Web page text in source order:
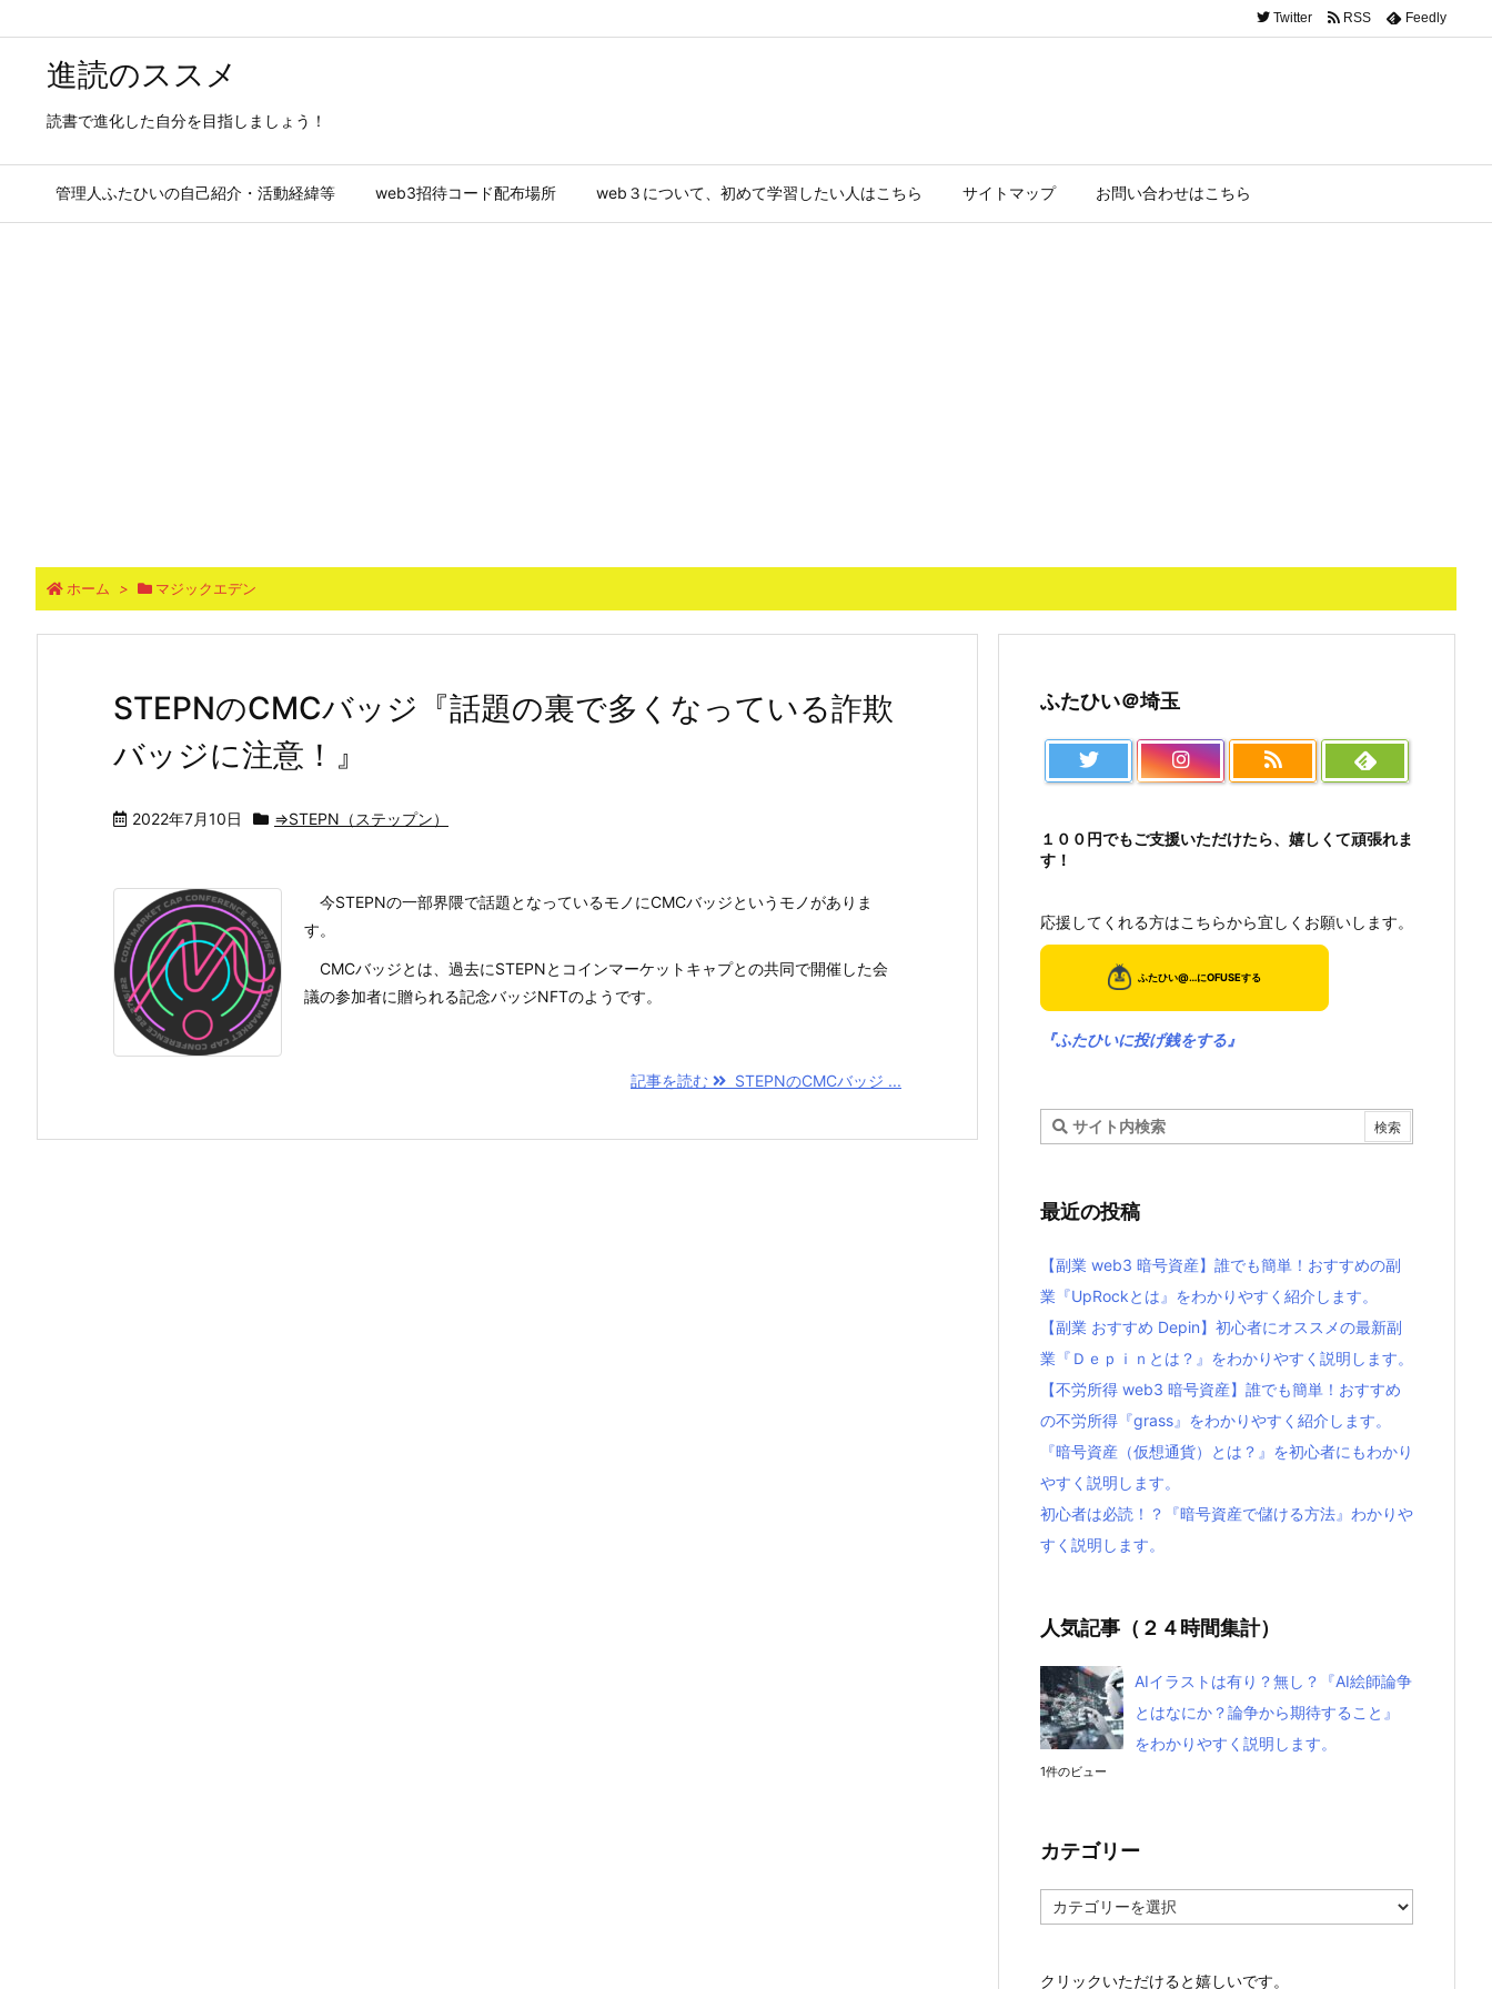
進読のススメ
読書で進化した自分を目指しましょう！
管理人ふたひいの自己紹介・活動経緯等 web3招待コード配布場所 web３について、初めて学習したい人はこちら サイトマップ お問い合わせはこちら
Twitter RSS Feedly
ホーム > マジックエデン
STEPNのCMCバッジ『話題の裏で多くなっている詐欺
バッジに注意！』
2022年7月10日 ⇒STEPN（ステップン）
今STEPNの一部界隈で話題となっているモノにCMCバッジというモノがありま
す。
CMCバッジとは、過去にSTEPNとコインマーケットキャプとの共同で開催した会
議の参加者に贈られる記念バッジNFTのようです。
記事を読む STEPNのCMCバッジ ...
ふたひい＠埼玉
１００円でもご支援いただけたら、嬉しくて頑張れま
す！
応援してくれる方はこちらから宜しくお願いします。
『ふたひいに投げ銭をする』
最近の投稿
【副業 web3 暗号資産】誰でも簡単！おすすめの副
業『UpRockとは』をわかりやすく紹介します。
【副業 おすすめ Depin】初心者にオススメの最新副
業『Ｄｅｐｉｎとは？』をわかりやすく説明します。
【不労所得 web3 暗号資産】誰でも簡単！おすすめ
の不労所得『grass』をわかりやすく紹介します。
『暗号資産（仮想通貨）とは？』を初心者にもわかり
やすく説明します。
初心者は必読！？『暗号資産で儲ける方法』わかりや
すく説明します。
人気記事（２４時間集計）
AIイラストは有り？無し？『AI絵師論争
とはなにか？論争から期待すること』
をわかりやすく説明します。
1件のビュー
カテゴリー
テ
ー
クリックいただけると嬉しいです。